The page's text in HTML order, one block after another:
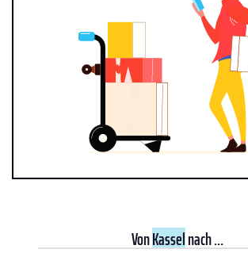
VonKasselnach ...